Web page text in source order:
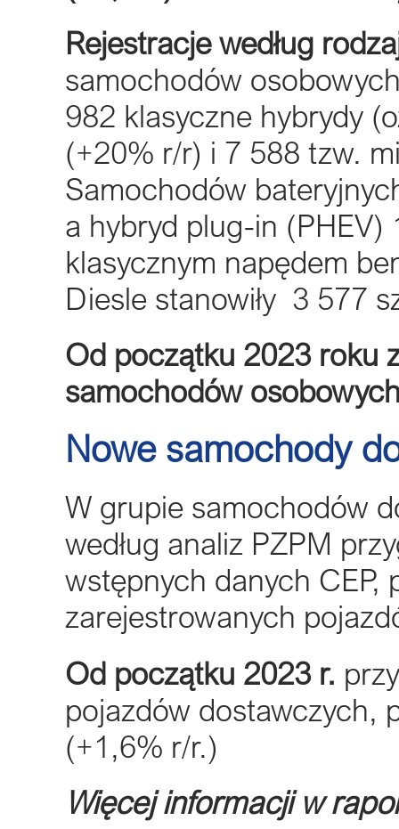
Rejestracje według
samochodów
982 klasyczne hybrydy
(+20% r/r) i 7 588 tzw.
Samochodów
a hybryd plug-in
klasycznym napędem
Diesle stanowiły 3 577
Od początku 2023 roku
samochodów
Nowe samochody
W grupie samochodów
według analiz PZPM
wstępnych danych CEP,
zarejestrowanych
Od początku 2023 r.
pojazdów dostawczych,
(+1,6% r/r.)
Więcej informacji w